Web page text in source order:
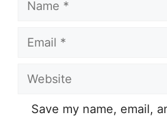
Email
Website
Save my name, email,